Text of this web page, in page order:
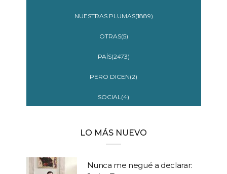
NUESTRAS PLUMAS(1889)
OTRAS(5)
PAÍS(2473)
PERO DICEN(2)
SOCIAL(4)
LO MÁS NUEVO
Nunca me negué a declarar: